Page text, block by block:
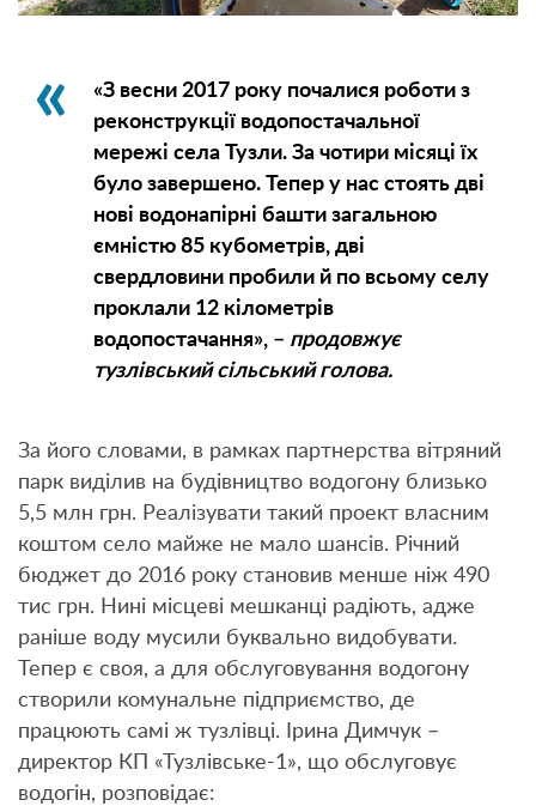
«З весни 2017 року почалися роботи з
реконструкції водопостачальної
мережі села Тузли. За чотири місяці їх
було завершено. Тепер у нас стоять дві
нові водонапірні башти загальною
ємністю 85 кубометрів, дві
свердловини пробили й по всьому селу
проклали 12 кілометрів
водопостачання», – продовжує
тузлівський сільський голова.
За його словами, в рамках партнерства вітряний
парк виділив на будівництво водогону близько
5,5 млн грн. Реалізувати такий проект власним
коштом село майже не мало шансів. Річний
бюджет до 2016 року становив менше ніж 490
тис грн. Нині місцеві мешканці радіють, адже
раніше воду мусили буквально видобувати.
Тепер є своя, а для обслуговування водогону
створили комунальне підприємство, де
працюють самі ж тузлівці. Ірина Димчук –
директор КП «Тузлівське-1», що обслуговує
водогін, розповідає: